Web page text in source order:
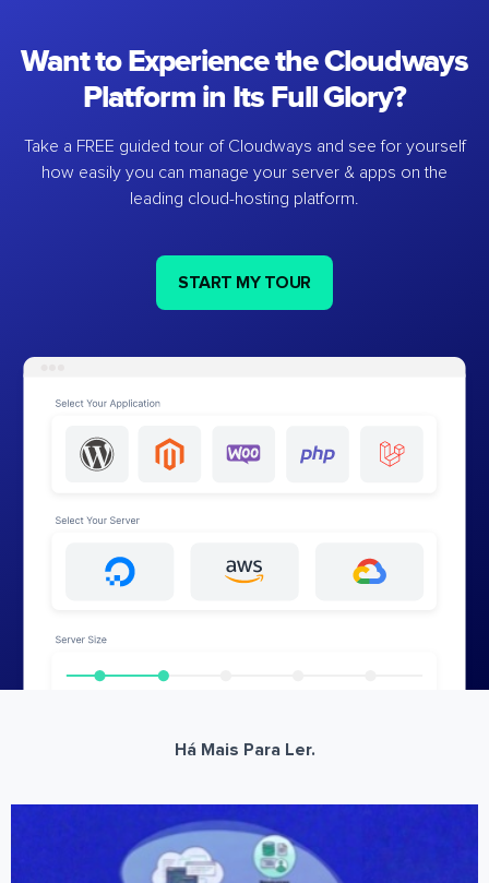
Want to Experience the Cloudways
Platform in Its Full Glory?
Take a FREE guided tour of Cloudways and see for yourself
how easily you can manage your server & apps on the
leading cloud-hosting platform.
START MY TOUR
Há Mais Para Ler.